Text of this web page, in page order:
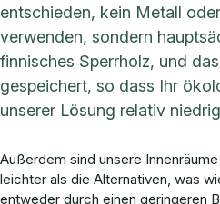
entschieden, kein Metall
verwenden, sondern
finnisches Sperrholz, und
gespeichert, so dass Ihr
unserer Lösung relativ
Außerdem sind unsere
leichter als die Alternativen, was
entweder durch einen geringeren